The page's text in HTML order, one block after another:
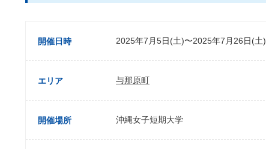
開催日時 2025年7月5日(土)〜2025年7月26日(土)
エリア 与那原町
開催場所 沖縄女子短期大学